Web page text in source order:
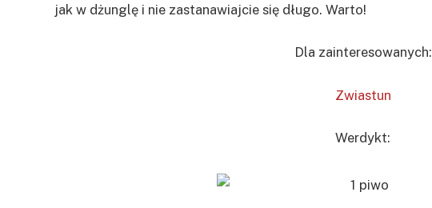
jak w dżunglę i nie zastanawiajcie się długo. Warto!
Dla zainteresowanych:
Zwiastun
Werdykt: